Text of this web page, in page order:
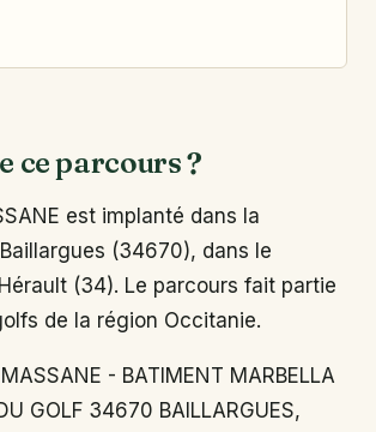
ce parcours ?
est implanté dans la
(34670), dans le
(34). Le parcours fait partie
de la région Occitanie.
- BATIMENT MARBELLA
GOLF 34670 BAILLARGUES,